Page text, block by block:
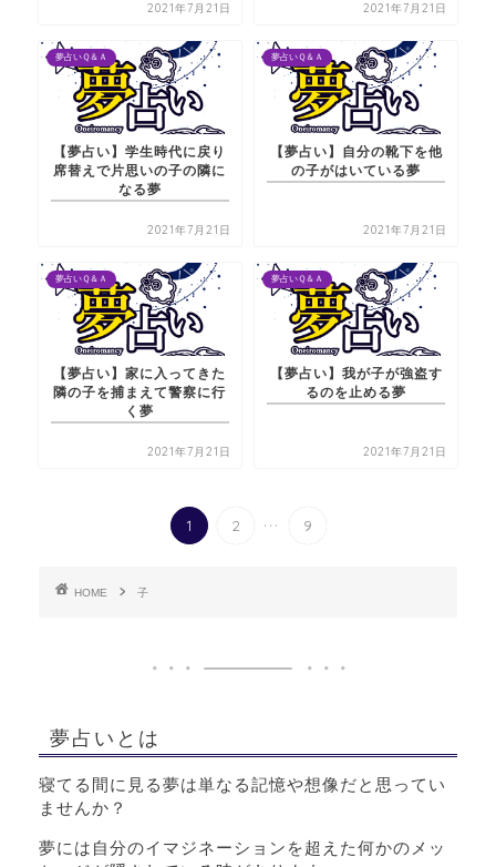
2021年7月21日 2021年7月21日
夢占いＱ＆Ａ
【夢占い】学生時代に戻り
席替えで片思いの子の隣に
なる夢
2021年7月21日
夢占いＱ＆Ａ
【夢占い】自分の靴下を他
の子がはいている夢
2021年7月21日
夢占いＱ＆Ａ
【夢占い】家に入ってきた
隣の子を捕まえて警察に行
く夢
2021年7月21日
夢占いＱ＆Ａ
【夢占い】我が子が強盗す
るのを止める夢
2021年7月21日
1 2 ... 9
HOME 子
夢占いとは
寝てる間に見る夢は単なる記憶や想像だと思ってい
ませんか？
夢には自分のイマジネーションを超えた何かのメッ